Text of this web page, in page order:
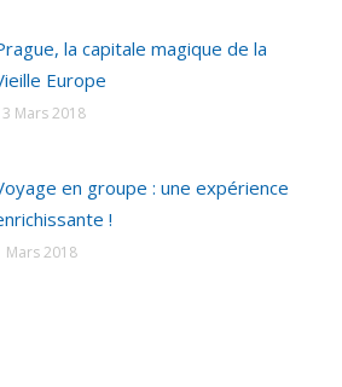
la capitale magique de la
Europe
Mars 2018
en groupe : une expérience
!
Mars 2018